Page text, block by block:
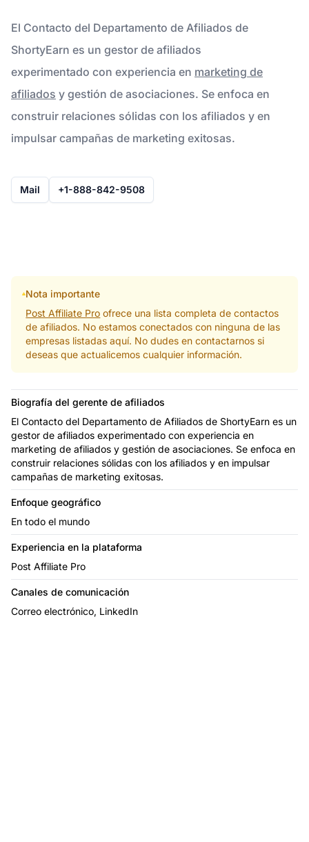
El Contacto del Departamento de Afiliados de
ShortyEarn es un gestor de afiliados
experimentado con experiencia en marketing de
afiliados y gestión de asociaciones. Se enfoca en
construir relaciones sólidas con los afiliados y en
impulsar campañas de marketing exitosas.
Mail +1-888-842-9508
Nota importante
Post Affiliate Pro ofrece una lista completa de contactos
de afiliados. No estamos conectados con ninguna de las
empresas listadas aquí. No dudes en contactarnos si
deseas que actualicemos cualquier información.
Biografía del gerente de afiliados
El Contacto del Departamento de Afiliados de ShortyEarn es un
gestor de afiliados experimentado con experiencia en
marketing de afiliados y gestión de asociaciones. Se enfoca en
construir relaciones sólidas con los afiliados y en impulsar
campañas de marketing exitosas.
Enfoque geográfico
En todo el mundo
Experiencia en la plataforma
Post Affiliate Pro
Canales de comunicación
Correo electrónico, LinkedIn